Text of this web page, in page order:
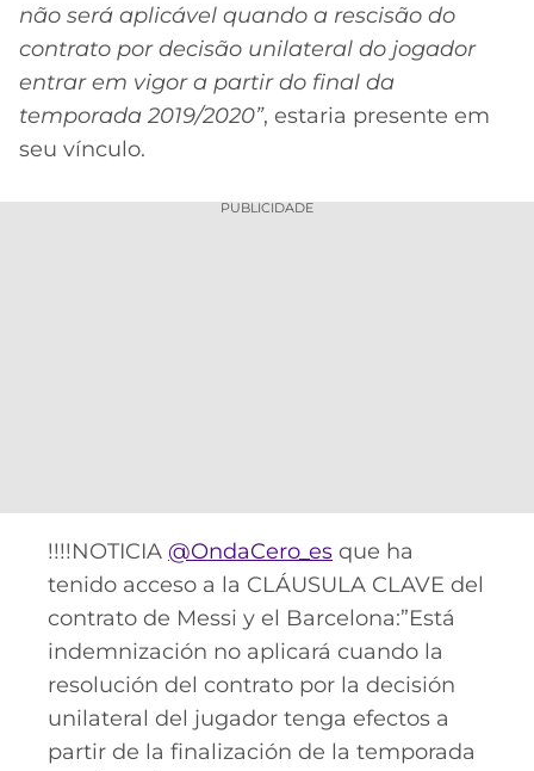
não será aplicável quando a rescisão do
contrato por decisão unilateral do jogador
entrar em vigor a partir do final da
temporada 2019/2020”, estaria presente em
seu vínculo.
PUBLICIDADE
!!!!NOTICIA @OndaCero_es que ha
tenido acceso a la CLÁUSULA CLAVE del
contrato de Messi y el Barcelona:”Está
indemnización no aplicará cuando la
resolución del contrato por la decisión
unilateral del jugador tenga efectos a
partir de la finalización de la temporada